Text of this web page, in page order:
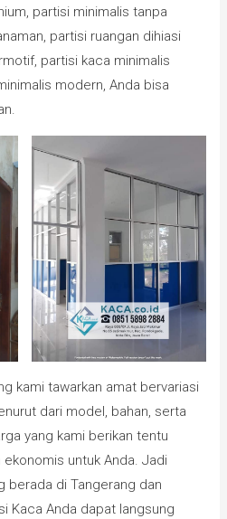
partisi minimalis tanpa
partisi ruangan dihiasi
partisi kaca minimalis
modern, Anda bisa
kami tawarkan amat bervariasi
dari model, bahan, serta
yang kami berikan tentu
untuk Anda. Jadi
berada di Tangerang dan
Kaca Anda dapat langsung